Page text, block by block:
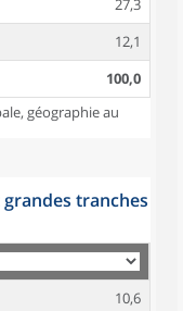
27,3
12,1
100,0
géographie au
grandes tranches
10,6